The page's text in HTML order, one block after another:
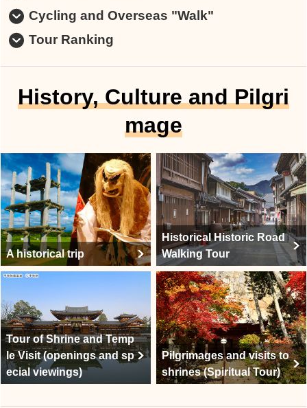
Cycling and Overseas "Walk"
Tour Ranking
History, Culture and Pilgri
mage
A historical trip
Historical Historic Road
Walking Tour
Tour of Shrine and Temp
le Visit (openings and sp
ecial viewings)
Pilgrimages and visits to
shrines (Spiritual Tour)